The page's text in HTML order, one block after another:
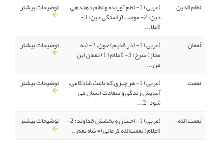
نظام الدین (عربی) 1- نظم آورنده و نظام دهندهی
دین؛ 2- موجب آراستگی دین؛ 3-
(اَعلا...
توضیحات بیشتر
نُعمان (عربی) 1- (در قدیم) خون، 2- (به
مجاز) سرخ؛ 3- (اَعلام) 1) نعمان ابن
من...
توضیحات بیشتر
نعمت (عربی) 1- هر چیزی که باعث شادکامی،
آسایش زندگی و سعادت انسان می
شود؛ 2...
توضیحات بیشتر
نعمت الله (عربی) 1- احسان و بخشش خداوند؛ 2-
(اَعلام) نعمت‌الله کرمانی (= شاه نعم...
توضیحات بیشتر